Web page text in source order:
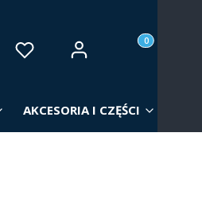
Ulubione Zaloguj się Produkty w
Koszyk
AKCESORIA I CZĘŚCI